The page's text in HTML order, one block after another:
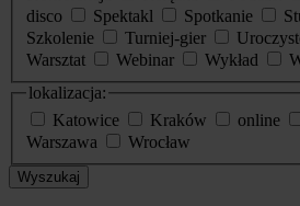
disco
Spektakl Spotkanie
Szkolenie
Turniej-gier
Warsztat
Webinar Wykład
lokalizacja:
Katowice
Kraków online
Warszawa
Wrocław
Wyszukaj